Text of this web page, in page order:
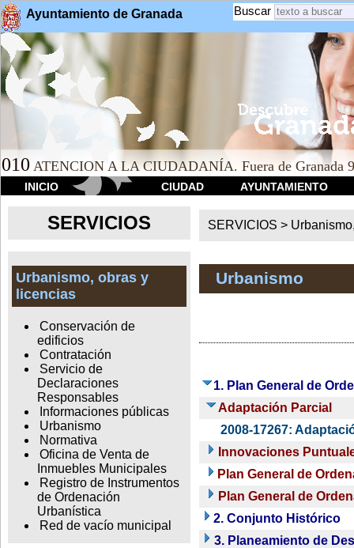
Ayuntamiento de Granada Buscar
010 ATENCION A LA CIUDADANÍA. Fuera de Granada
INICIO CIUDAD AYUNTAMIENTO
SERVICIOS
Urbanismo, obras y
licencias
Conservación de
edificios
Contratación
Servicio de
Declaraciones
Responsables
Informaciones públicas
Urbanismo
Normativa
Oficina de Venta de
Inmuebles Municipales
Registro de Instrumentos
de Ordenación
Urbanística
Red de vacío municipal
SERVICIOS >
Urbanismo
1. Plan General de
Adaptación Parcial
2008-17267:
Innovaciones
Plan General de
Plan General de
2. Conjunto Histórico
3. Planeamiento de